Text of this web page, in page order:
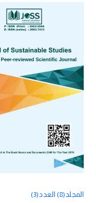
المجلد(8) العدد(3)